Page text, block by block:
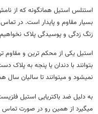
استنلس استیل همانگونه که از
بسیار مقاوم و پایدار است. در
زنگ زدگی و پوسیدگی پلاک
استیل یکی از محکم ترین و مقاوم
بتوانند با دندان یا پنجه به
نمیشود و میتوانند تا سالیان سال
به دلیل ضد باکتریایی استیل
میگیرد از همین رو در صورت تماس